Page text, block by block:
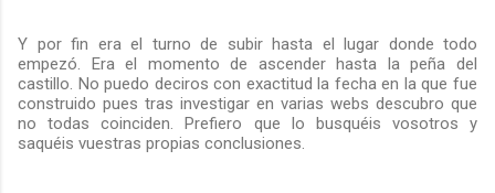
Y por fin era el turno de subir hasta el lugar donde todo
empezó. Era el momento de ascender hasta la peña del
castillo. No puedo deciros con exactitud la fecha en la que fue
construido pues tras investigar en varias webs descubro que
no todas coinciden. Prefiero que lo busquéis vosotros y
saquéis vuestras propias conclusiones.